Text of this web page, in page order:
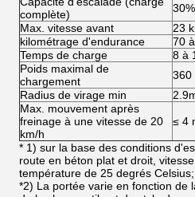
complète)
30%
Max. vitesse avant
23
kilométrage d'endurance
70
Temps de charge
8 à
Poids maximal de
chargement
360
Radius de virage min
Max. mouvement après
freinage à une vitesse de 20
km/h
≤ 4
* 1) sur la base des conditions
route en béton plat et droit,
température de 25 degrés Celsius;
*2) La portée varie en fonction de